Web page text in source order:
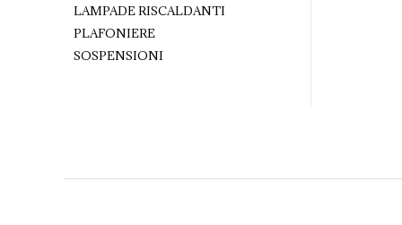
LAMPADE RISCALDANTI
PLAFONIERE
SOSPENSIONI